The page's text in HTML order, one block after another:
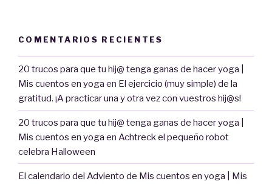
COMENTARIOS RECIENTES
20 trucos para que tu hij@ tenga ganas de hacer yoga |
Mis cuentos en yoga en El ejercicio (muy simple) de la
gratitud. ¡A practicar una y otra vez con vuestros hij@s!
20 trucos para que tu hij@ tenga ganas de hacer yoga |
Mis cuentos en yoga en Achtreck el pequeño robot
celebra Halloween
El calendario del Adviento de Mis cuentos en yoga | Mis